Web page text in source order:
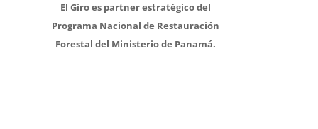
El Giro es partner estratégico del
Programa Nacional de Restauración
Forestal del Ministerio de Panamá.